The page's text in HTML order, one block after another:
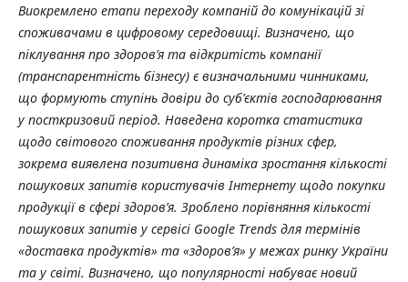
Виокремлено етапи переходу компаній до комунікацій зі
споживачами в цифровому середовищі. Визначено, що
піклування про здоров’я та відкритість компанії
(транспарентність бізнесу) є визначальними чинниками,
що формують ступінь довіри до суб’єктів господарювання
у посткризовий період. Наведена коротка статистика
щодо світового споживання продуктів різних сфер,
зокрема виявлена позитивна динаміка зростання кількості
пошукових запитів користувачів Інтернету щодо покупки
продукції в сфері здоров’я. Зроблено порівняння кількості
пошукових запитів у сервісі Google Trends для термінів
«доставка продуктів» та «здоров’я» у межах ринку України
та у світі. Визначено, що популярності набуває новий